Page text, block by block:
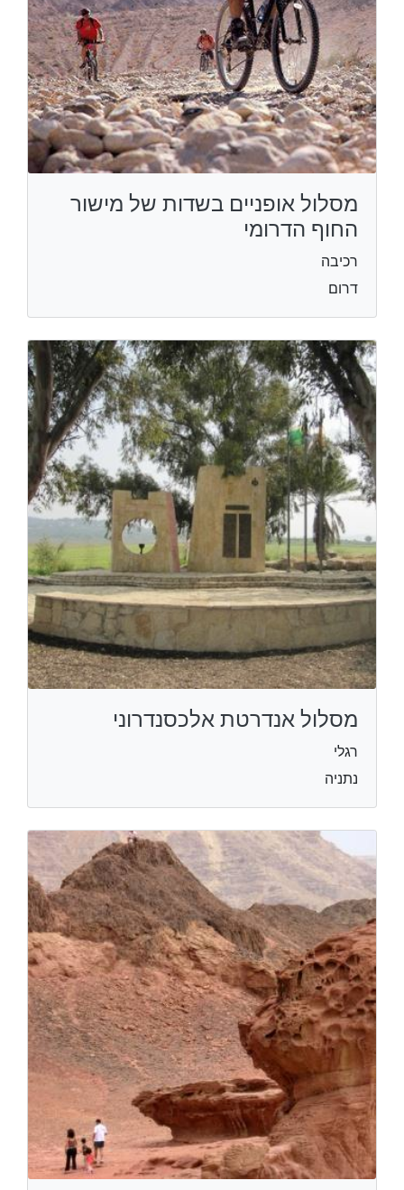
מסלול אופניים בשדות של מישור
החוף הדרומי
רכיבה
דרום
מסלול אנדרטת אלכסנדרוני
רגלי
נתניה